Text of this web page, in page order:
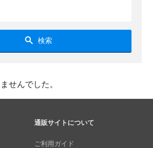
検索
せんでした。
通販サイトについて
ご利用ガイド